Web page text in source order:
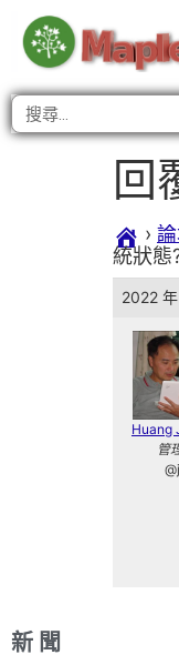
回
›
統狀態
2022
Huang
管
新 聞